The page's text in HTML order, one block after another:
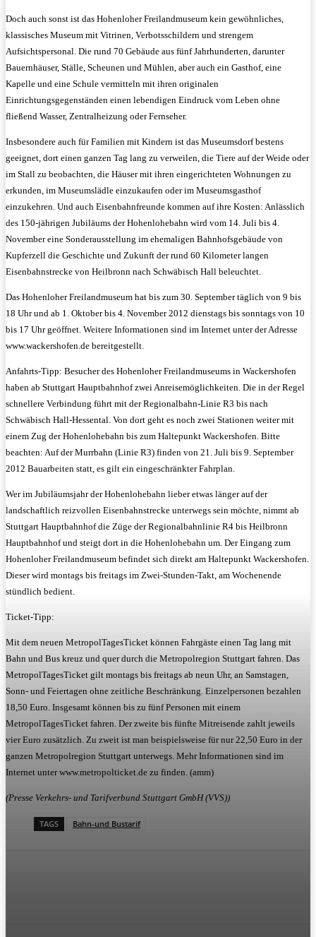
Doch auch sonst ist das Hohenloher Freilandmuseum kein gewöhnliches,
klassisches Museum mit Vitrinen, Verbotsschildern und strengem
Aufsichtspersonal. Die rund 70 Gebäude aus fünf Jahrhunderten, darunter
Bauernhäuser, Ställe, Scheunen und Mühlen, aber auch ein Gasthof, eine
Kapelle und eine Schule vermitteln mit ihren originalen
Einrichtungsgegenständen einen lebendigen Eindruck vom Leben ohne
fließend Wasser, Zentralheizung oder Fernseher.
Insbesondere auch für Familien mit Kindern ist das Museumsdorf bestens
geeignet, dort einen ganzen Tag lang zu verweilen, die Tiere auf der Weide oder
im Stall zu beobachten, die Häuser mit ihren eingerichteten Wohnungen zu
erkunden, im Museumslädle einzukaufen oder im Museumsgasthof
einzukehren. Und auch Eisenbahnfreunde kommen auf ihre Kosten: Anlässlich
des 150-jährigen Jubiläums der Hohenlohebahn wird vom 14. Juli bis 4.
November eine Sonderausstellung im ehemaligen Bahnhofsgebäude von
Kupferzell die Geschichte und Zukunft der rund 60 Kilometer langen
Eisenbahnstrecke von Heilbronn nach Schwäbisch Hall beleuchtet.
Das Hohenloher Freilandmuseum hat bis zum 30. September täglich von 9 bis
18 Uhr und ab 1. Oktober bis 4. November 2012 dienstags bis sonntags von 10
bis 17 Uhr geöffnet. Weitere Informationen sind im Internet unter der Adresse
www.wackershofen.de bereitgestellt.
Anfahrts-Tipp: Besucher des Hohenloher Freilandmuseums in Wackershofen
haben ab Stuttgart Hauptbahnhof zwei Anreisemöglichkeiten. Die in der Regel
schnellere Verbindung führt mit der Regionalbahn-Linie R3 bis nach
Schwäbisch Hall-Hessental. Von dort geht es noch zwei Stationen weiter mit
einem Zug der Hohenlohebahn bis zum Haltepunkt Wackershofen. Bitte
beachten: Auf der Murrbahn (Linie R3) finden von 21. Juli bis 9. September
2012 Bauarbeiten statt, es gilt ein eingeschränkter Fahrplan.
Wer im Jubiläumsjahr der Hohenlohebahn lieber etwas länger auf der
landschaftlich reizvollen Eisenbahnstrecke unterwegs sein möchte, nimmt ab
Stuttgart Hauptbahnhof die Züge der Regionalbahnlinie R4 bis Heilbronn
Hauptbahnhof und steigt dort in die Hohenlohebahn um. Der Eingang zum
Hohenloher Freilandmuseum befindet sich direkt am Haltepunkt Wackershofen.
Dieser wird montags bis freitags im Zwei-Stunden-Takt, am Wochenende
stündlich bedient.
Ticket-Tipp:
Mit dem neuen MetropolTagesTicket können Fahrgäste einen Tag lang mit
Bahn und Bus kreuz und quer durch die Metropolregion Stuttgart fahren. Das
MetropolTagesTicket gilt montags bis freitags ab neun Uhr, an Samstagen,
Sonn- und Feiertagen ohne zeitliche Beschränkung. Einzelpersonen bezahlen
18,50 Euro. Insgesamt können bis zu fünf Personen mit einem
MetropolTagesTicket fahren. Der zweite bis fünfte Mitreisende zahlt jeweils
vier Euro zusätzlich. Zu zweit ist man beispielsweise für nur 22,50 Euro in der
ganzen Metropolregion Stuttgart unterwegs. Mehr Informationen sind im
Internet unter www.metropolticket.de zu finden. (amm)
(Presse Verkehrs- und Tarifverbund Stuttgart GmbH (VVS))
TAGS Bahn-und Bustarif